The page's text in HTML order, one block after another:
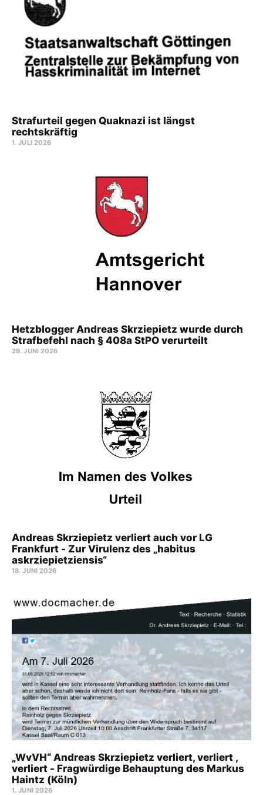
Strafurteil gegen Quaknazi ist längst
rechtskräftig
1. JULI 2026
Hetzblogger Andreas Skrziepietz wurde durch
Strafbefehl nach § 408a StPO verurteilt
29. JUNI 2026
Andreas Skrziepietz verliert auch vor LG
Frankfurt - Zur Virulenz des „habitus
askrziepietziensis“
18. JUNI 2026
„WvVH“ Andreas Skrziepietz verliert, verliert ,
verliert - Fragwürdige Behauptung des Markus
Haintz (Köln)
1. JUNI 2026